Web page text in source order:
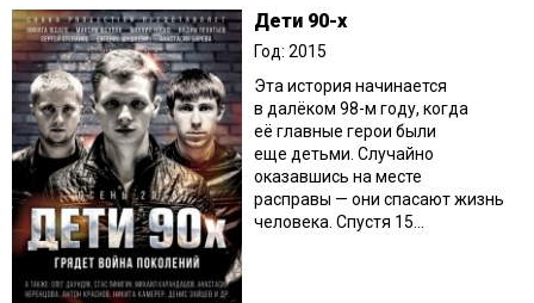
Дети 90-х
Год: 2015
Эта история начинается
в далёком 98-м году, когда
её главные герои были
еще детьми. Случайно
оказавшись на месте
расправы — они спасают жизнь
человека. Спустя 15...